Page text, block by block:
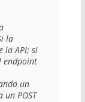
la
la API; si
endpoint
un
un POST